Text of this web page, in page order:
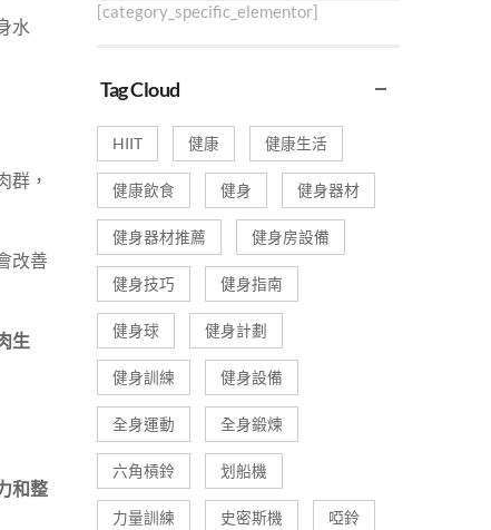
水
群，
改善
生
和整
[category_specific_elementor]
Tag Cloud
HIIT 健康 健康生活
健康飲食 健身 健身器材
健身器材推薦 健身房設備
健身技巧 健身指南
健身球 健身計劃
健身訓練 健身設備
全身運動 全身鍛煉
六角槓鈴 划船機
力量訓練 史密斯機 啞鈴